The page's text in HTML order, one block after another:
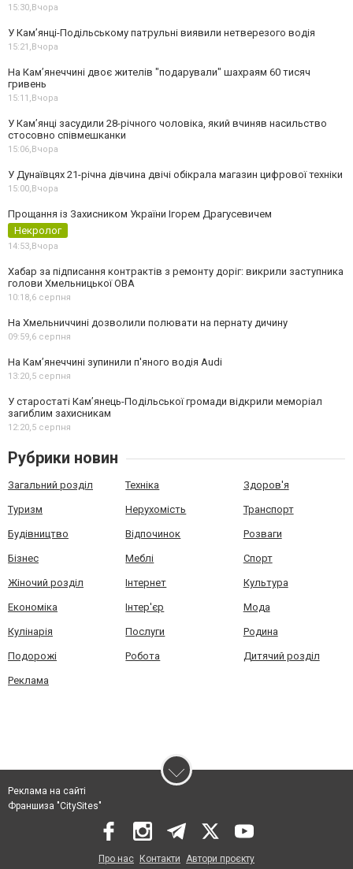
15:30,Вчора
У Кам’янці-Подільському патрульні виявили нетверезого водія
15:21,Вчора
На Камʼянеччині двоє жителів "подарували" шахраям 60 тисяч
гривень
15:11,Вчора
У Камʼянці засудили 28-річного чоловіка, який вчиняв насильство
стосовно співмешканки
15:06,Вчора
У Дунаївцях 21-річна дівчина двічі обікрала магазин цифрової техніки
15:00,Вчора
Прощання із Захисником України Ігорем Драгусевичем
Некролог
14:53,Вчора
Хабар за підписання контрактів з ремонту доріг: викрили заступника
голови Хмельницької ОВА
10:18,6 серпня
На Хмельниччині дозволили полювати на пернату дичину
09:59,6 серпня
На Камʼянеччині зупинили п'яного водія Audi
13:20,5 серпня
У старостаті Кам’янець-Подільської громади відкрили меморіал
загиблим захисникам
12:20,5 серпня
Рубрики новин
Загальний розділ Техніка Здоров'я
Туризм Нерухомість Транспорт
Будівництво Відпочинок Розваги
Бізнес Меблі Спорт
Жіночий розділ Інтернет Культура
Економіка Інтер'єр Мода
Кулінарія Послуги Родина
Подорожі Робота Дитячий розділ
Реклама
Реклама на сайті
Франшиза "CitySites"
Про нас Контакти Автори проєкту